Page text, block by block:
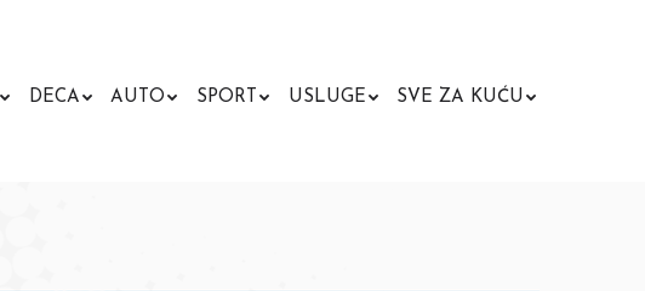
DECA AUTO SPORT USLUGE SVE ZA KUĆU